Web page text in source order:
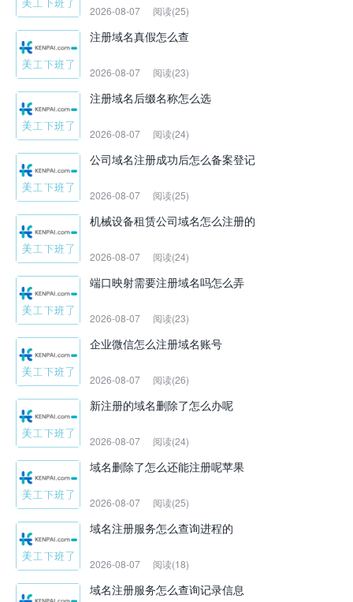
2026-08-07 阅读(25)
注册域名真假怎么查
2026-08-07 阅读(23)
注册域名后缀名称怎么选
2026-08-07 阅读(24)
公司域名注册成功后怎么备案登记
2026-08-07 阅读(25)
机械设备租赁公司域名怎么注册的
2026-08-07 阅读(24)
端口映射需要注册域名吗怎么弄
2026-08-07 阅读(23)
企业微信怎么注册域名账号
2026-08-07 阅读(26)
新注册的域名删除了怎么办呢
2026-08-07 阅读(24)
域名删除了怎么还能注册呢苹果
2026-08-07 阅读(25)
域名注册服务怎么查询进程的
2026-08-07 阅读(18)
域名注册服务怎么查询记录信息